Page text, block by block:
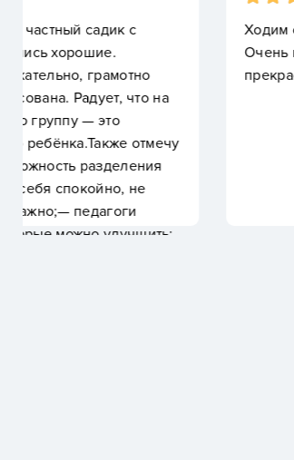
Ходим с сыном на занятия по
Очень нравится, прекрасный
прекрасные занятия для детей и